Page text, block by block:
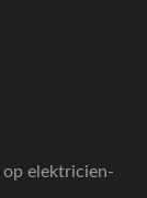
elektricien-